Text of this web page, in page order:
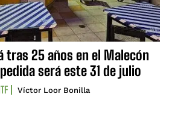
tras 25 años en el Malecón
será este 31 de julio
Víctor Loor Bonilla